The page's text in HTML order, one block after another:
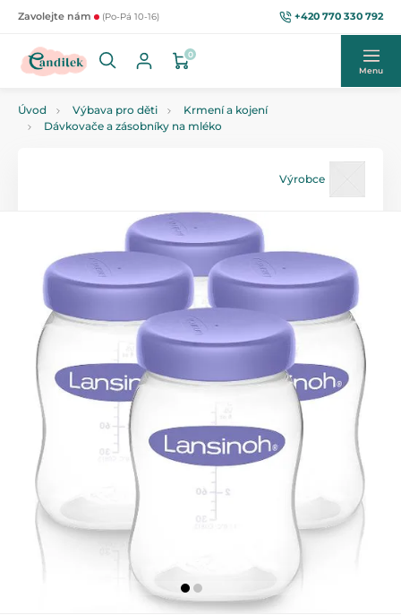
Zavolejte nám (Po-Pá 10-16) +420 770 330 792
0
Menu
Úvod Výbava pro děti
Krmení a kojení
Dávkovače a zásobníky na mléko
Výrobce